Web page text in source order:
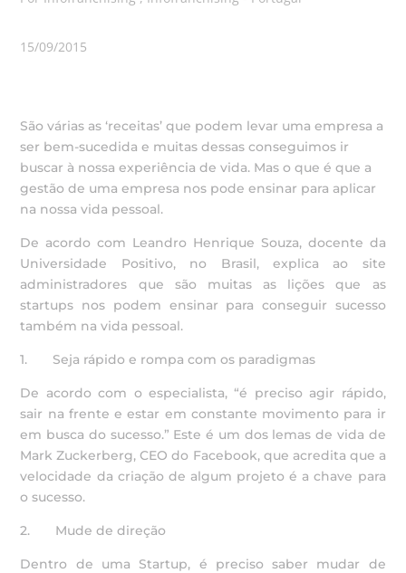
15/09/2015
São várias as ‘receitas’ que podem levar uma empresa a
ser bem-sucedida e muitas dessas conseguimos ir
buscar à nossa experiência de vida. Mas o que é que a
gestão de uma empresa nos pode ensinar para aplicar
na nossa vida pessoal.
De acordo com Leandro Henrique Souza, docente da
Universidade Positivo, no Brasil, explica ao site
administradores que são muitas as lições que as
startups nos podem ensinar para conseguir sucesso
também na vida pessoal.
1. Seja rápido e rompa com os paradigmas
De acordo com o especialista, “é preciso agir rápido,
sair na frente e estar em constante movimento para ir
em busca do sucesso.” Este é um dos lemas de vida de
Mark Zuckerberg, CEO do Facebook, que acredita que a
velocidade da criação de algum projeto é a chave para
o sucesso.
2. Mude de direção
Dentro de uma Startup, é preciso saber mudar de